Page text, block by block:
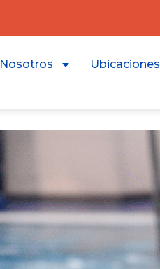
Nosotros Ubicaciones